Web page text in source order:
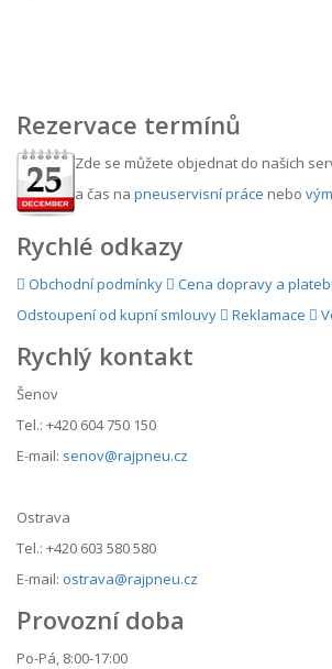
Rezervace termínů
Zde se můžete objednat do našich
a čas na pneuservisní práce nebo
Rychlé odkazy
Obchodní podmínky
Cena dopravy a
Odstoupení od kupní smlouvy
Reklamace
Rychlý kontakt
Šenov
Tel.: +420 604 750 150
E-mail: senov@rajpneu.cz
Ostrava
Tel.: +420 603 580 580
E-mail: ostrava@rajpneu.cz
Provozní doba
Po-Pá, 8:00-17:00